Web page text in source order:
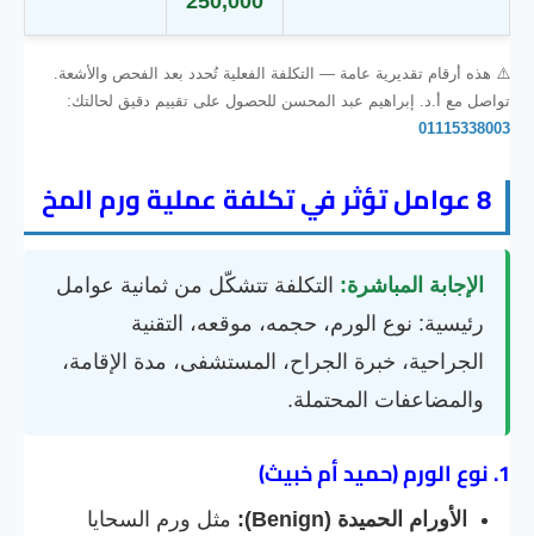
⚠️ هذه أرقام تقديرية عامة — التكلفة الفعلية تُحدد بعد الفحص والأشعة.
تواصل مع أ.د. إبراهيم عبد المحسن للحصول على تقييم دقيق لحالتك:
01115338003
8 عوامل تؤثر في تكلفة عملية ورم المخ
الإجابة المباشرة: التكلفة تتشكّل من ثمانية عوامل
رئيسية: نوع الورم، حجمه، موقعه، التقنية
الجراحية، خبرة الجراح، المستشفى، مدة الإقامة،
والمضاعفات المحتملة.
1. نوع الورم (حميد أم خبيث)
الأورام الحميدة (Benign):
مثل ورم السحايا